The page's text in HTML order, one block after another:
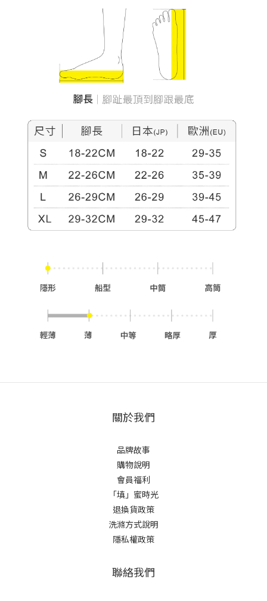
關於我們
品牌故事
購物說明
會員福利
「填」蜜時光
退換貨政策
洗滌方式說明
隱私權政策
聯絡我們